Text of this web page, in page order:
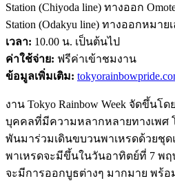
Station (Chiyoda line) ทางออก
Station (Odakyu line) ทางออกหมาย
เวลา: 10.00 น. เป็นต้นไป
ค่าใช้จ่าย: ฟรีค่าเข้าชมงาน
ข้อมูลเพิ่มเติม:
งาน Tokyo Rainbow Week จัดขึ้นโ
บุคคลที่มีความหลากหลายทางเพศ
พันมาร่วมเดินขบวนพาเหรดด้วยชุ
พาเหรดจะมีขึ้นในวันอาทิตย์ที่ 7 พ
จะมีการออกบูธต่างๆ มากมาย พร้อ